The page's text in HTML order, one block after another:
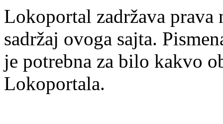
Lokoportal zadržava
sadržaj ovoga sajta.
je potrebna za bilo kakvo
Lokoportala.